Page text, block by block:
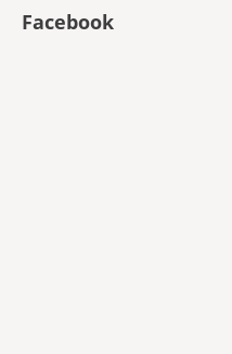
Facebook